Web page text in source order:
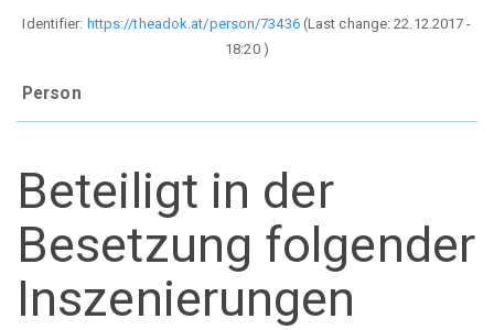
Identifier: https://theadok.at/person/73436(Last change:22.12.2017 -
18:20)
Person
Beteiligt in der
Besetzung folgender
Inszenierungen